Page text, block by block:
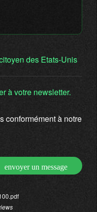
des Etats-Unis
à votre newsletter.
conformément à notre
envoyer un message